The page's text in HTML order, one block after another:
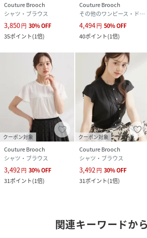
Couture Brooch
シャツ・ブラウス
3,850円 30%OFF
35ポイント(1倍)
Couture Brooch
その他のワンピース・ドレス
4,494円 50%OFF
40ポイント(1倍)
クーポン対象
Couture Brooch
シャツ・ブラウス
3,492 円 30%OFF
31ポイント(1倍)
クーポン対象
Couture Brooch
シャツ・ブラウス
3,492 円 30%OFF
31ポイント(1倍)
関連キーワードか